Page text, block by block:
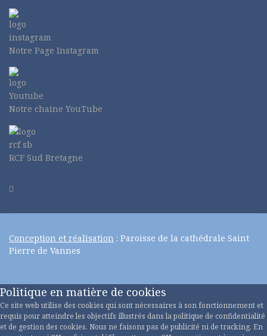
Notre Page Instagram
Notre chaine YouTube
RCF Sud Bretagne
Conception et réalisation : Paroisse de la cathédrale Saint
Pierre de Vannes
Politique en matière de cookies
Ce site web utilise des cookies qui sont nécessaires à son fonctionnement et
requis pour atteindre les objectifs illustrés dans la politique de confidentialité
et de gestion des cookies. Nous ne faisons pas de publicité ni de tracking. En